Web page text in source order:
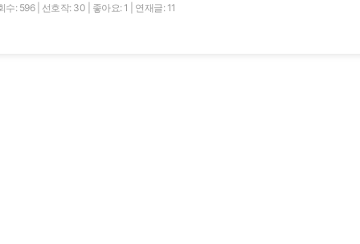
수: 596 선호작: 30 좋아요: 1 연재글: 11